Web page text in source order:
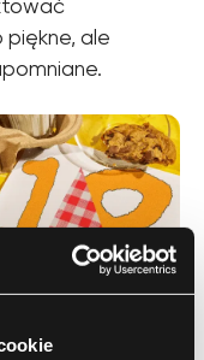
piękne, ale